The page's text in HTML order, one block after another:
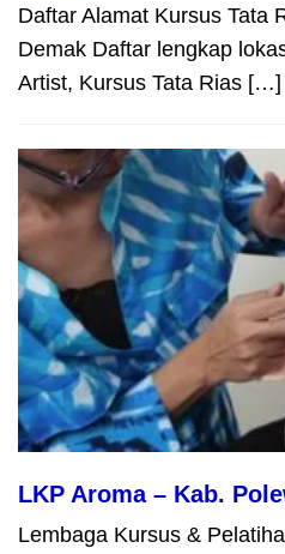
Daftar Alamat Kursus Tata
Demak Daftar lengkap
Artist, Kursus Tata Rias […]
LKP Aroma – Kab.
Lembaga Kursus &